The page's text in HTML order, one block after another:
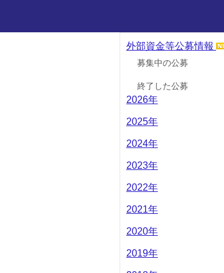
外部資金等公募情報
募集中の公募
終了した公募
2026年
2025年
2024年
2023年
2022年
2021年
2020年
2019年